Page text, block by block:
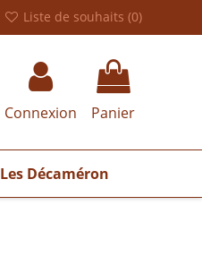
Liste de souhaits (0)
Connexion Panier
Les Décaméron